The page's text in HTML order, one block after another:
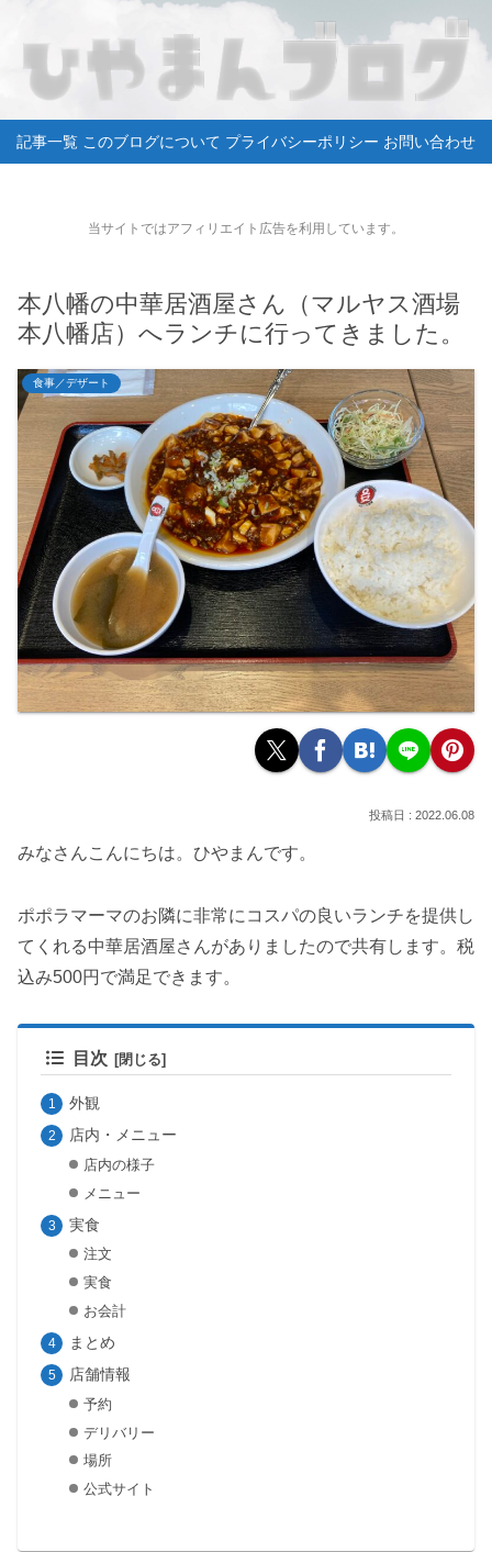
記事一覧 このブログについて プライバシーポリシー お問い合わせ
当サイトではアフィリエイト広告を利用しています。
本八幡の中華居酒屋さん（マルヤス酒場
本八幡店）へランチに行ってきました。
食事／デザート
2022.06.08
みなさんこんにちは。ひやまんです。
ポポラマーマのお隣に非常にコスパの良いランチを提供し
てくれる中華居酒屋さんがありましたので共有します。税
込み500円で満足できます。
目次
外観
店内・メニュー
店内の様子
メニュー
実食
注文
実食
お会計
まとめ
店舗情報
予約
デリバリー
場所
公式サイト